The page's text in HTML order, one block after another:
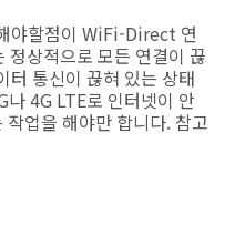
야할점이 WiFi-Direct 연
정상적으로 모든 연결이 끊
터 통신이 끊혀 있는 상태
4G LTE로 인터넷이 안
업을 해야만 합니다. 참고